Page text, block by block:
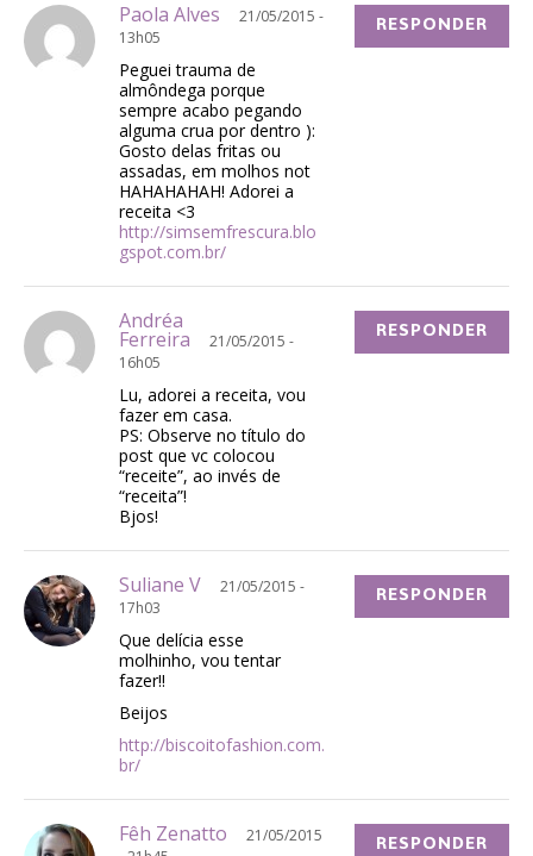
Paola Alves
21/05/2015 -
13h05
Peguei trauma de
almôndega porque
sempre acabo pegando
alguma crua por dentro ):
Gosto delas fritas ou
assadas, em molhos not
HAHAHAHAH! Adorei a
receita <3
http://simsemfrescura.blo
gspot.com.br/
RESPONDER
Andréa
Ferreira
21/05/2015 -
16h05
Lu, adorei a receita, vou
fazer em casa.
PS: Observe no título do
post que vc colocou
“receite”, ao invés de
“receita”!
Bjos!
RESPONDER
Suliane V
21/05/2015 -
17h03
Que delícia esse
molhinho, vou tentar
fazer!!
Beijos
http://biscoitofashion.com.
br/
RESPONDER
Fêh Zenatto
21/05/2015
RESPONDER